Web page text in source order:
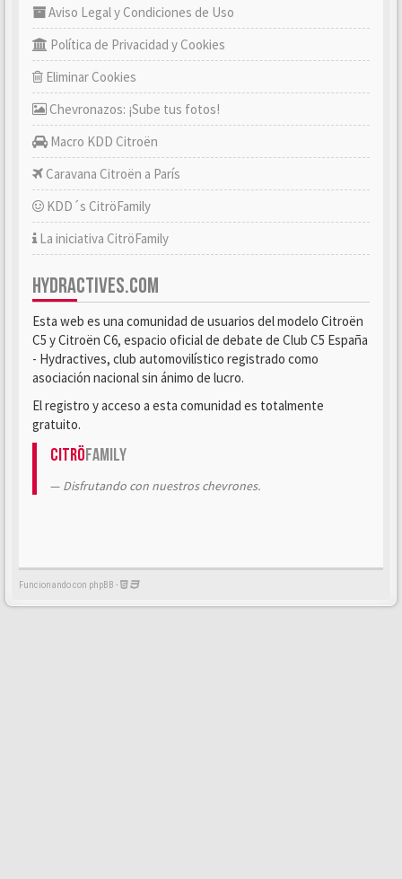
Aviso Legal y Condiciones de Uso
Política de Privacidad y Cookies
Eliminar Cookies
Chevronazos: ¡Sube tus fotos!
Macro KDD Citroën
Caravana Citroën a París
KDD´s CitröFamily
La iniciativa CitröFamily
HYDRACTIVES.COM
Esta web es una comunidad de usuarios del modelo Citroën
C5 y Citroën C6, espacio oficial de debate de Club C5 España
- Hydractives, club automovilístico registrado como
asociación nacional sin ánimo de lucro.
El registro y acceso a esta comunidad es totalmente
gratuito.
CitröFamily
Disfrutando con nuestros chevrones.
Funcionando con phpBB -